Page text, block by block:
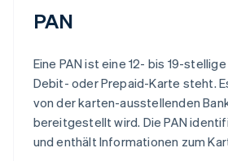
PAN
Eine PAN ist eine 12- bis 19-
Debit- oder Prepaid-Karte steht.
von der karten-ausstellenden
bereitgestellt wird. Die PAN
und enthält Informationen zum